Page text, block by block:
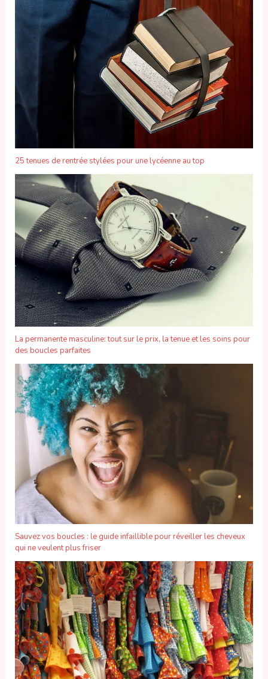
25 tenues de rentrée stylées pour une lycéenne au top
La permanente masculine: tout sur le prix, la tenue et les soins pour
des boucles parfaites
Sauvez vos boucles : le guide infaillible pour réveiller les cheveux
qui ne veulent plus friser